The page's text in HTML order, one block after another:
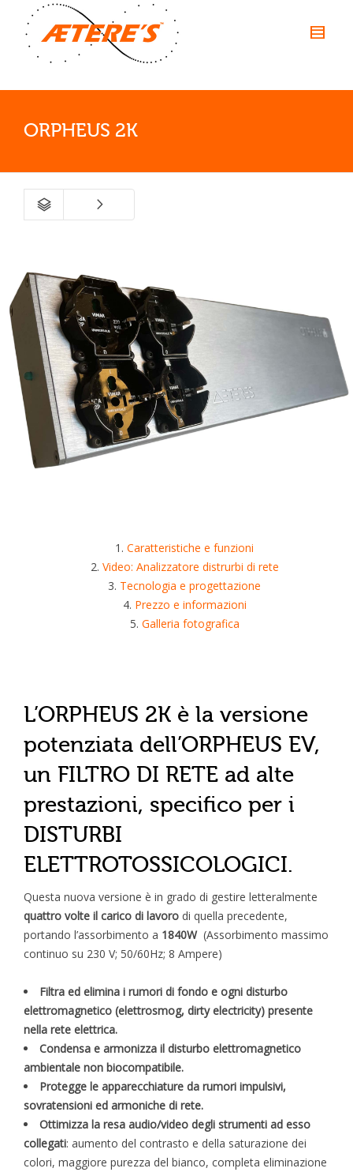
ORPHEUS 2K
Caratteristiche e funzioni
Video: Analizzatore distrurbi di rete
Tecnologia e progettazione
Prezzo e informazioni
Galleria fotografica
L’ORPHEUS 2K è la versione
potenziata dell’ORPHEUS EV,
un FILTRO DI RETE ad alte
prestazioni, specifico per i
DISTURBI
ELETTROTOSSICOLOGICI.
Questa nuova versione è in grado di gestire letteralmente
quattro volte il carico di lavoro di quella precedente,
portando l’assorbimento a 1840W(Assorbimento massimo
continuo su 230 V; 50/60Hz; 8 Ampere)
Filtra ed elimina i rumori di fondo e ogni disturbo
elettromagnetico (elettrosmog, dirty electricity) presente
nella rete elettrica.
Condensa e armonizza il disturbo elettromagnetico
ambientale non biocompatibile.
Protegge le apparecchiature da rumori impulsivi,
sovratensioni ed armoniche di rete.
Ottimizza la resa audio/video degli strumenti ad esso
collegati: aumento del contrasto e della saturazione dei
colori, maggiore purezza del bianco, completa eliminazione